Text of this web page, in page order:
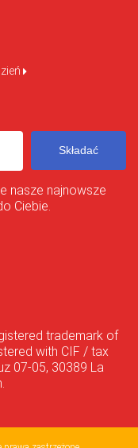
Składać
nasze najnowsze
Ciebie.
trademark of
with CIF / tax
07-05, 30389 La